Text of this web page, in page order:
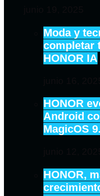
Moda y
completar
HONOR IA
HONOR
Android
MagicOS
HONOR,